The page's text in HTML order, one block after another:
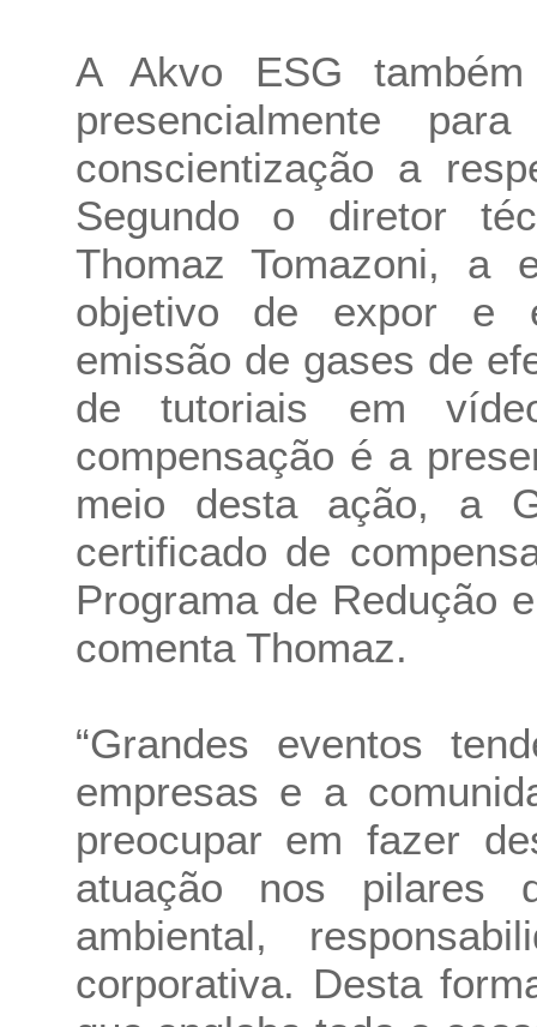
A Akvo ESG
presencialmente
conscientização a
Segundo o diretor
Thomaz Tomazoni, a
objetivo de expor e
emissão de gases de
de tutoriais em
compensação é a
meio desta ação, a
certificado de
Programa de Redução
comenta Thomaz.
“Grandes eventos
empresas e a
preocupar em fazer
atuação nos pilares
ambiental,
corporativa. Desta